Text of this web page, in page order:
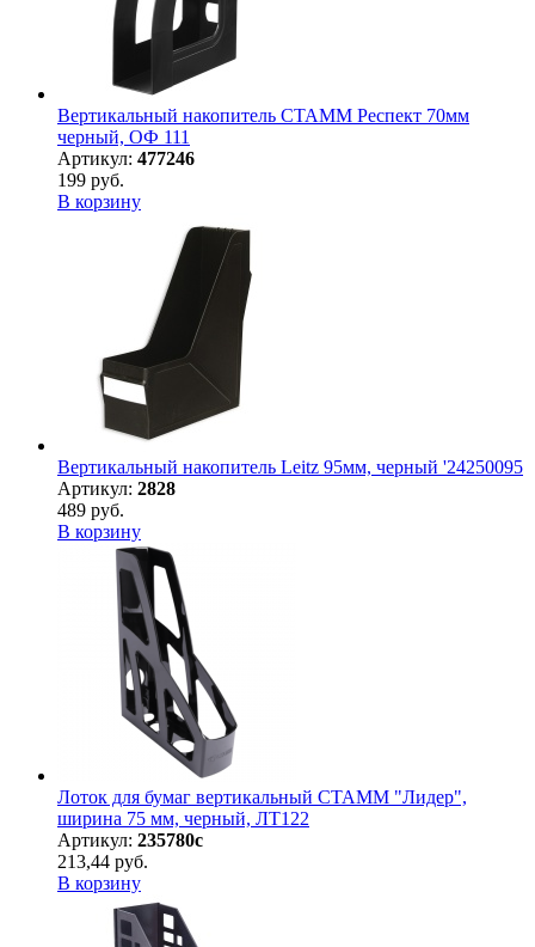
Вертикальный накопитель СТАММ Респект 70мм
черный, ОФ 111
Артикул: 477246
199 руб.
В корзину
Вертикальный накопитель Leitz 95мм, черный '24250095
Артикул: 2828
489 руб.
В корзину
Лоток для бумаг вертикальный СТАММ "Лидер",
ширина 75 мм, черный, ЛТ122
Артикул: 235780с
213,44 руб.
В корзину